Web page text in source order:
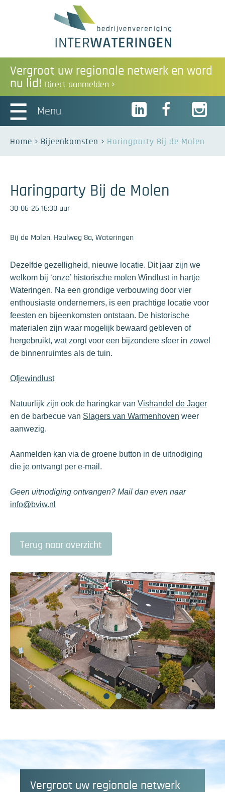
Vergroot uw regionale netwerk en word
nu lid! Direct aanmelden
Menu
Home Bijeenkomsten Haringparty Bij de Molen
Haringparty Bij de Molen
30-06-26 16:30 uur
Bij de Molen, Heulweg 8a, Wateringen
Dezelfde gezelligheid, nieuwe locatie. Dit jaar zijn we
welkom bij ‘onze’ historische molen Windlust in hartje
Wateringen. Na een grondige verbouwing door vier
enthousiaste ondernemers, is een prachtige locatie voor
feesten en bijeenkomsten ontstaan. De historische
materialen zijn waar mogelijk bewaard gebleven of
hergebruikt, wat zorgt voor een bijzondere sfeer in zowel
de binnenruimtes als de tuin.
Ofjewindlust
Natuurlijk zijn ook de haringkar van Vishandel de Jager
en de barbecue van Slagers van Warmenhoven weer
aanwezig.
Aanmelden kan via de groene button in de uitnodiging
die je ontvangt per e-mail.
Geen uitnodiging ontvangen? Mail dan even naar
info@bviw.nl
Terug naar overzicht
Vergroot uw regionale netwerk